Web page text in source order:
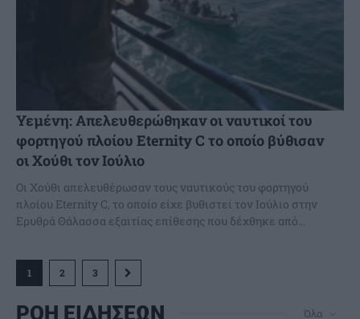
Υεμένη: Απελευθερώθηκαν οι ναυτικοί του
φορτηγού πλοίου Eternity C το οποίο βύθισαν
οι Χούθι τον Ιούλιο
Οι Χούθι απελευθέρωσαν τους ναυτικούς του φορτηγού
πλοίου Eternity C, το οποίο είχε βυθιστεί τον Ιούλιο στην
Ερυθρά Θάλασσα εξαιτίας επίθεσης που δέχθηκε από...
1 2 3
ΡΟΗ ΕΙΔΗΣΕΩΝ Όλα